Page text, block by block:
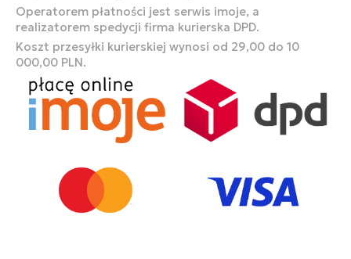
Operatorem płatności jest serwis imoje, a
realizatorem spedycji firma kurierska DPD.
Koszt przesyłki kurierskiej wynosi od 29,00 do 10
000,00 PLN.